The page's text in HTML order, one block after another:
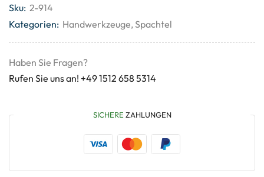
Sku: 2-914
Kategorien: Handwerkzeuge, Spachtel
Haben Sie Fragen?
Rufen Sie uns an! +49 1512 658 5314
SICHERE ZAHLUNGEN